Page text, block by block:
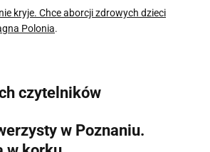
kryje. Chce aborcji zdrowych dzieci
Polonia.
czytelników
w Poznaniu.